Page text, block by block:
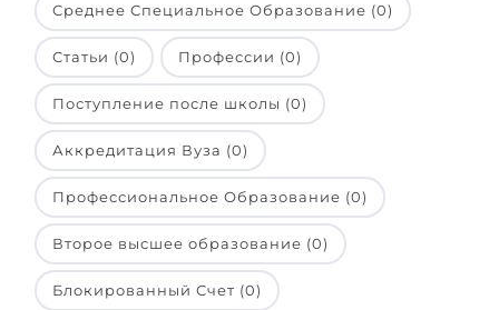
Среднее Специальное Образование (0)
Статьи (0) Профессии (0)
Поступление после школы (0)
Аккредитация Вуза (0)
Профессиональное Образование (0)
Второе высшее образование (0)
Блокированный Счет (0)